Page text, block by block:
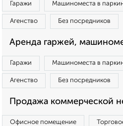
Гаражи Машиноместа в
Агенство Без посредников
Аренда гаржей,
Гаражи Машиноместа в
Агенство Без посредников
Продажа коммерческой
Офисное помещение